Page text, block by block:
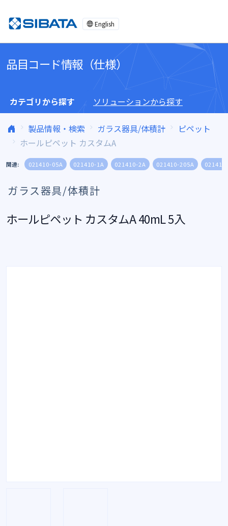
English
品目コード情報（仕様）
カテゴリから探す ソリューションから探す
製品情報・検索 ガラス器具/体積計
ピペット
ホールピペット カスタムA
関連: 021410-05A 021410-1A 021410-2A 021410-205A
ガラス器具/体積計
ホールピペット カスタムA 40mL 5入